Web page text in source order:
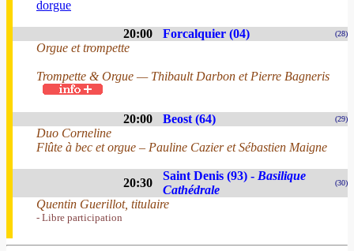
dorgue
20:00 Forcalquier (04) (28)
Orgue et trompette
Trompette & Orgue — Thibault Darbon et Pierre Bagneris
20:00 Beost (64) (29)
Duo Corneline
Flûte à bec et orgue – Pauline Cazier et Sébastien Maigne
20:30
Saint Denis (93) - Basilique
Cathédrale
(30)
Quentin Guerillot, titulaire
- Libre participation